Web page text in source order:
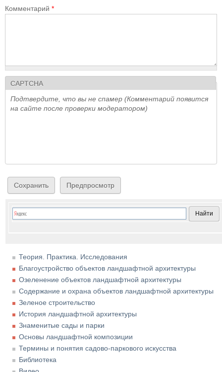
Комментарий *
CAPTCHA
Подтвердите, что вы не спамер (Комментарий появится
на сайте после проверки модератором)
Теория. Практика. Исследования
Благоустройство объектов ландшафтной архитектуры
Озеленение объектов ландшафтной архитектуры
Содержание и охрана объектов ландшафтной архитектуры
Зеленое строительство
История ландшафтной архитектуры
Знаменитые сады и парки
Основы ландшафтной композиции
Термины и понятия садово-паркового искусства
Библиотека